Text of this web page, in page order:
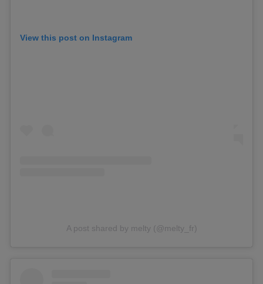
View this post on Instagram
A post shared by melty (@melty_fr)